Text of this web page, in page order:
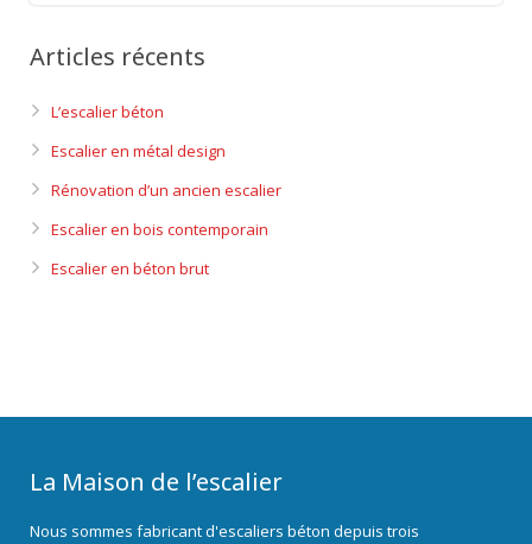
Articles récents
L’escalier béton
Escalier en métal design
Rénovation d’un ancien escalier
Escalier en bois contemporain
Escalier en béton brut
La Maison de l’escalier
Nous sommes fabricant d'escaliers béton depuis trois